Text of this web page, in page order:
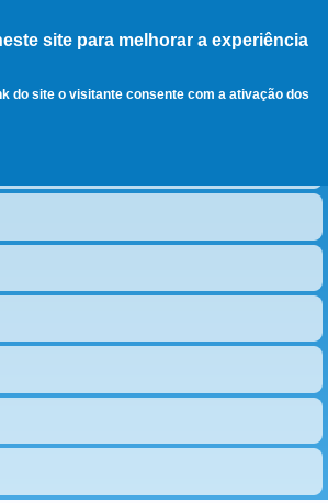
site para melhorar a experiência
do site o visitante consente com a ativação dos
LERPARAVER , ir para a
página principal
portal da visão diferente